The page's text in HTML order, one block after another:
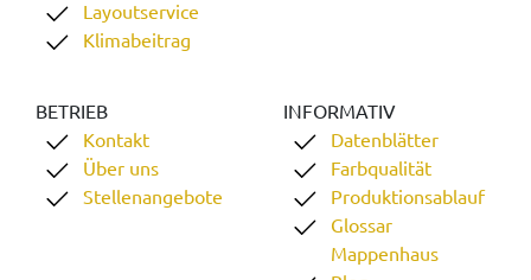
Layoutservice
Klimabeitrag
BETRIEB
Kontakt
Über uns
Stellenangebote
INFORMATIV
Datenblätter
Farbqualität
Produktionsablauf
Glossar
Mappenhaus